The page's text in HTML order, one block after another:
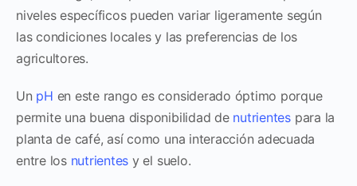
niveles específicos pueden variar ligeramente según
las condiciones locales y las preferencias de los
agricultores.
Un pH en este rango es considerado óptimo porque
permite una buena disponibilidad de nutrientespara la
planta de café, así como una interacción adecuada
entre los nutrientes y el suelo.